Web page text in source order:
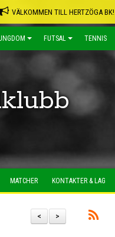
VÄLKOMMEN TILL HERTZÖGA BK!
FUTSAL TENNIS
MATCHER KONTAKTER & LAG
>
<